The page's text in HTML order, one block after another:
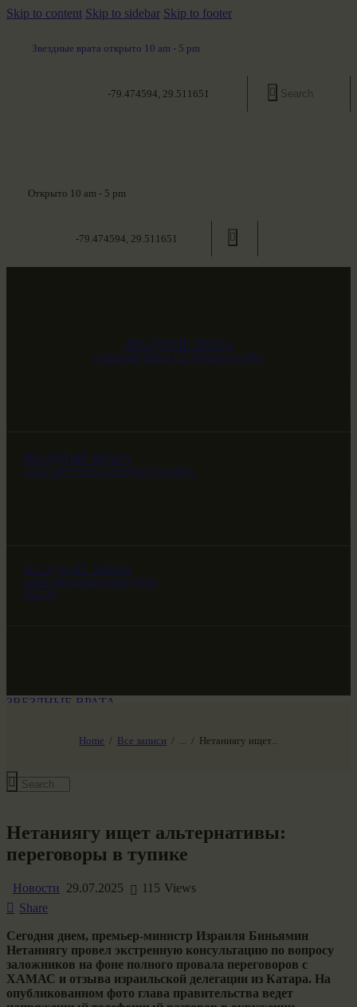
Skip to content Skip to sidebar Skip to footer
Звездные врата открыто 10 am - 5 pm
-79.474594, 29.511651
Открыто 10 am - 5 pm
-79.474594, 29.511651
ЗВЕЗДНЫЕ ВРАТА
НАШ МИР ВЧЕРА СЕГОДНЯ И ЗАВТРА
ЗВЕЗДНЫЕ ВРАТА
НАШ МИР ВЧЕРА СЕГОДНЯ И ЗАВТРА
ЗВЕЗДНЫЕ ВРАТА
НАШ МИР ВЧЕРА СЕГОДНЯ И
ЗАВТРА
Home Все записи Нетаниягу ищет...
ЗВЕЗДНЫЕ ВРАТА
Нетаниягу ищет альтернативы:
переговоры в тупике
Новости 29.07.2025 115 Views
Share
Сегодня днем, премьер-министр Израиля Биньямин
Нетаниягу провел экстренную консультацию по вопросу
заложников на фоне полного провала переговоров с
ХАМАС и отзыва израильской делегации из Катара. На
опубликованном фото глава правительства ведет